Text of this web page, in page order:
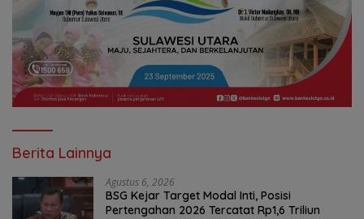
Berita Lainnya
Agustus 6, 2026
BSG Kejar Target Modal Inti, Posisi
Pertengahan 2026 Tercatat Rp1,6 Triliun